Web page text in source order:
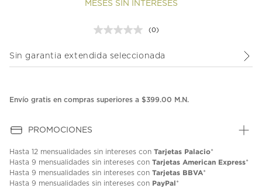
MESES SIN INTERESES
Sin
Enlace
(0)
Sin garantia extendida seleccionada
Envío gratis en compras superiores a $399.00 M.N.
PROMOCIONES
Hasta 12 mensualidades sin intereses con Tarjetas Palacio*
Hasta 9 mensualidades sin intereses con Tarjetas American Express*
Hasta 9 mensualidades sin intereses con Tarjetas BBVA*
Hasta 9 mensualidades sin intereses con PayPal*